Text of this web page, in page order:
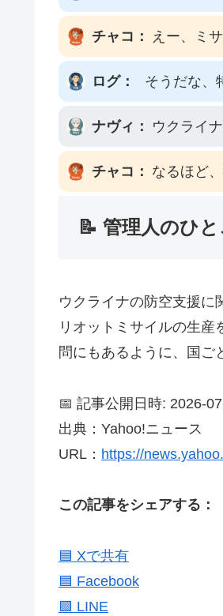
チャコ： えー、ミ
ログ： そうだな、
ナヴィ： ウクライ
チャコ： なるほど
📝 管理人のひと
ウクライナの防空支援に
リオットミサイルの生
問にもあるように、国ご
📅 記事公開日時: 2026-
出典：Yahoo!ニュース
URL： https://
この記事をシェアする：
🟦 Xで共有
🟦 Facebook
🟩 LINE